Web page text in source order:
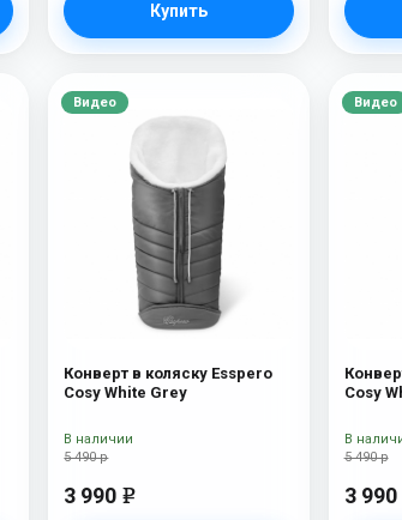
Купить
Видео
Конверт в коляску Esspero
Cosy White Grey
5 490 р
3 990 e
В наличии
Видео
Cosy
5 490 р
3 990
В